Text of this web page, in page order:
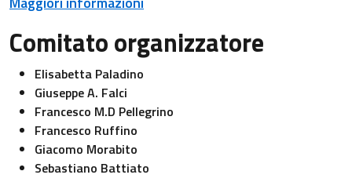
Comitato organizzatore
Elisabetta Paladino
Giuseppe A. Falci
Francesco M.D Pellegrino
Francesco Ruffino
Giacomo Morabito
Sebastiano Battiato